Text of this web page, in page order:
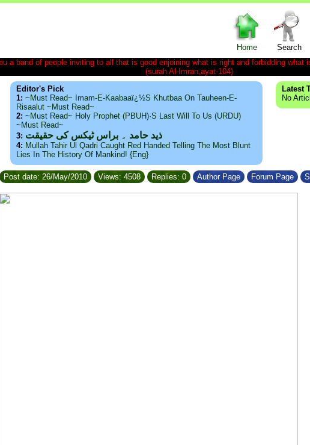
Home Search
a band of people inviting to all that is good enjoining what is right and forbidding
(surah Al-Imran,ayat-104)
Editor's Pick
1: ~Must Read~ Imam-E-Kaabaaï¿½s Khutbaa On Tauheen-E-
Risaalut ~Must Read~
2: ~Must Read~ Holy Prophet (PBUH)·s Last Will To Us (URDU)
~Must Read~
3: ذید حامد ۔ براس ٹیکس کی حقیقت
4: Mullah Tahir Ul Qadri Caught Red Handed Telling The Most Blunt
Lies In The History Of Mankind! {Eng}
Latest
No
Post date: 26/May/2010 Views: 4508 Replies: 0 Author Page Forum Page